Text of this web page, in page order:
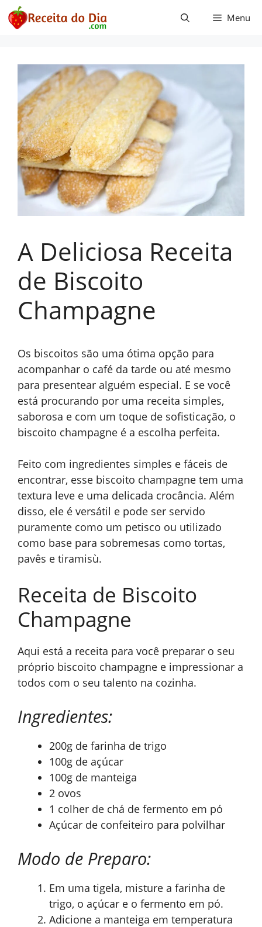
Pular
para
Menu
A Deliciosa Receita
de Biscoito
Champagne
Os biscoitos são uma ótima opção para
acompanhar o café da tarde ou até mesmo
para presentear alguém especial. E se você
está procurando por uma receita simples,
saborosa e com um toque de sofisticação, o
biscoito champagne é a escolha perfeita.
Feito com ingredientes simples e fáceis de
encontrar, esse biscoito champagne tem uma
textura leve e uma delicada crocância. Além
disso, ele é versátil e pode ser servido
puramente como um petisco ou utilizado
como base para sobremesas como tortas,
pavês e tiramisù.
Receita de Biscoito
Champagne
Aqui está a receita para você preparar o seu
próprio biscoito champagne e impressionar a
todos com o seu talento na cozinha.
Ingredientes:
200g de farinha de trigo
100g de açúcar
100g de manteiga
2 ovos
1 colher de chá de fermento em pó
Açúcar de confeiteiro para polvilhar
Modo de Preparo:
Em uma tigela, misture a farinha de
trigo, o açúcar e o fermento em pó.
Adicione a manteiga em temperatura